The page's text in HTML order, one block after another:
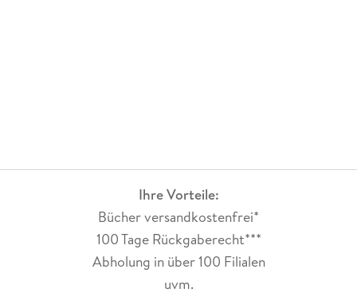
Ihre Vorteile:
Bücher versandkostenfrei*
100 Tage Rückgaberecht***
Abholung in über 100 Filialen
uvm.